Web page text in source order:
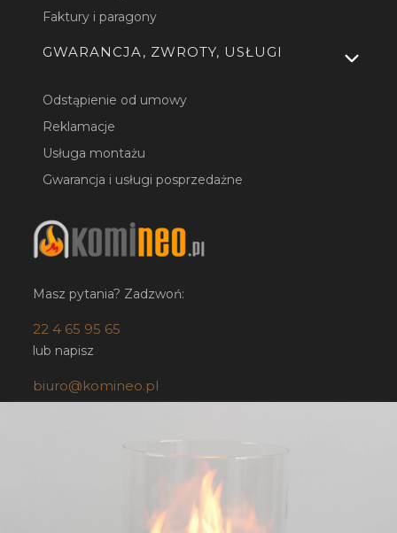
Faktury i paragony
GWARANCJA, ZWROTY, USŁUGI
Odstąpienie od umowy
Reklamacje
Usługa montażu
Gwarancja i usługi posprzedażne
Masz pytania? Zadzwoń:
22 4 65 95 65
lub napisz
biuro@komineo.pl
ul. Bartycka 24/26 paw. 92